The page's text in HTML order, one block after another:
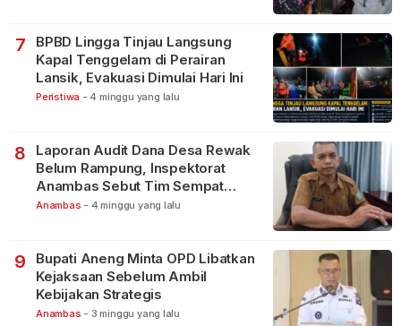
7
BPBD Lingga Tinjau Langsung
Kapal Tenggelam di Perairan
Lansik, Evakuasi Dimulai Hari Ini
Peristiwa - 4 minggu yang lalu
8
Laporan Audit Dana Desa Rewak
Belum Rampung, Inspektorat
Anambas Sebut Tim Sempat
Terbagi Tangani Kasus Lain
Anambas - 4 minggu yang lalu
9
Bupati Aneng Minta OPD Libatkan
Kejaksaan Sebelum Ambil
Kebijakan Strategis
Anambas - 3 minggu yang lalu